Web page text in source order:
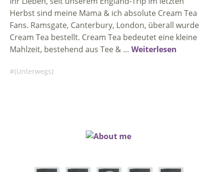
Herbst sind meine Mama & ich absolute Cream Tea
Fans. Ramsgate, Canterbury, London, überall wurde
Cream Tea bestellt. Cream Tea bedeutet eine kleine
Mahlzeit, bestehend aus Tee & … Weiterlesen
{Unterwegs}